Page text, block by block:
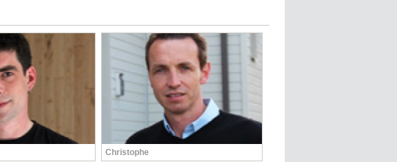
Christophe